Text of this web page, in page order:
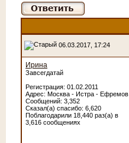
06.03.2017, 17:24
Ирина
Завсегдатай
Регистрация: 01.02.2011
Адрес: Москва - Истра - Ефремов
Сообщений: 3,352
Сказал(а) спасибо: 6,620
Поблагодарили 18,440 раз(а) в
3,616 сообщениях